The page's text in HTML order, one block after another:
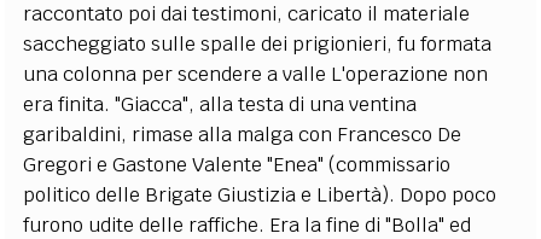
raccontato poi dai testimoni, caricato il materiale
saccheggiato sulle spalle dei prigionieri, fu formata
una colonna per scendere a valle L'operazione non
era finita. "Giacca", alla testa di una ventina
garibaldini, rimase alla malga con Francesco De
Gregori e Gastone Valente "Enea" (commissario
politico delle Brigate Giustizia e Libertà). Dopo poco
furono udite delle raffiche. Era la fine di "Bolla" ed